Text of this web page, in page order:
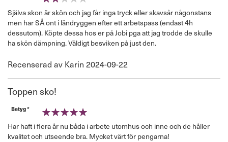
Själva skon är skön och jag får inga tryck eller skavsår någonstans
men har SÅ ont i ländryggen efter ett arbetspass (endast 4h
dessutom). Köpte dessa hos er på Jobi pga att jag trodde de skulle
ha skön dämpning. Väldigt besviken på just den.
Recenserad av Karin Publicerat
den
2024-09-22
Toppen sko!
Betyg *
Har haft i flera år nu båda i arbete utomhus och inne och de håller
kvalitet och utseende bra. Mycket värt för pengarna!